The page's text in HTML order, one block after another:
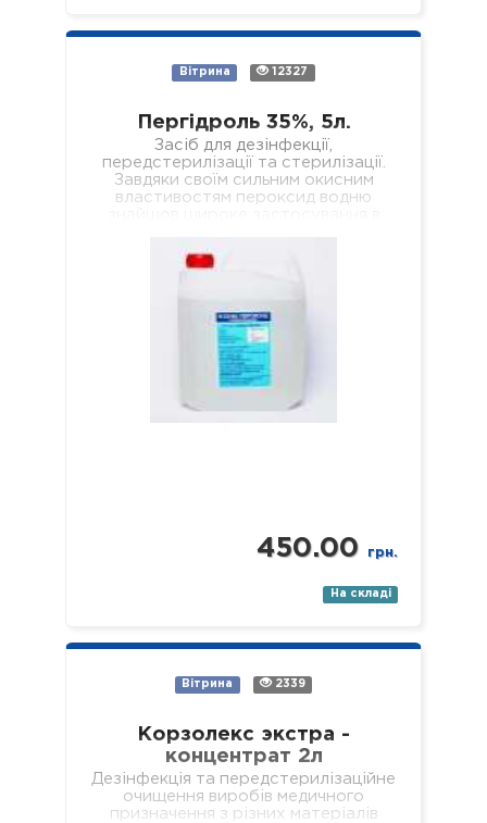
Вітрина 12327
Пергідроль 35%, 5л.
Засіб для дезінфекції,
передстерилізації та стерилізації.
Завдяки своїм сильним окисним
властивостям пероксид водню
використовується, наприклад, як…
450.00 грн.
На складі
Вітрина 2339
Корзолекс экстра -
концентрат 2л
Дезінфекція та передстерилізаційне
очищення виробів медичного
призначення з різних матеріалів